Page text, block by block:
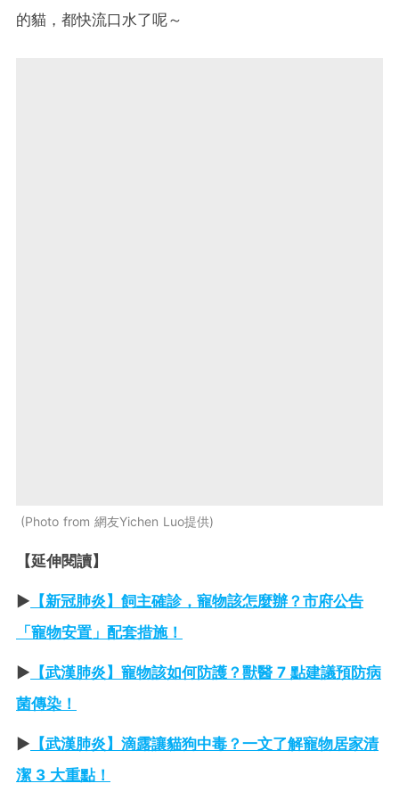
的貓，都快流口水了呢～
Photo from 網友Yichen Luo提供
【延伸閱讀】
► 【新冠肺炎】飼主確診，寵物該怎麼辦？市府公告
「寵物安置」配套措施！
► 【武漢肺炎】寵物該如何防護？獸醫 7 點建議預防病
菌傳染！
► 【武漢肺炎】滴露讓貓狗中毒？一文了解寵物居家清
潔 3 大重點！